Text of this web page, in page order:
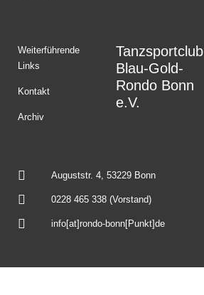
Weiterführende
Links
Kontakt
Archiv
Tanzsportclub
Blau-Gold-
Rondo Bonn
e.V.
Auguststr. 4, 53229 Bonn
0228 465 338 (Vorstand)
info[at]rondo-bonn[Punkt]de